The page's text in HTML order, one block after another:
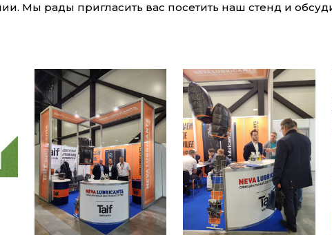
Мы рады пригласить вас посетить наш стенд и